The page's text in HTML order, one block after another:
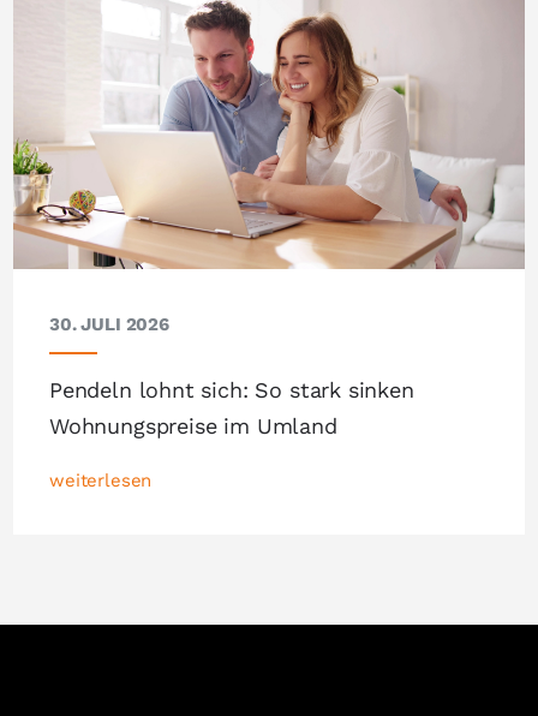
30. JULI 2026
Pendeln lohnt sich: So stark sinken
Wohnungspreise im Umland
weiterlesen